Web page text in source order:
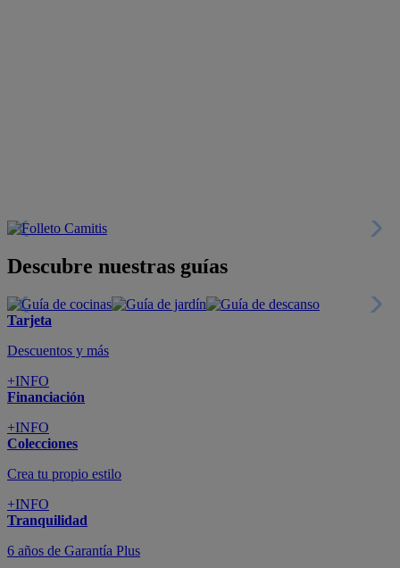
Descubre nuestras guías
Tarjeta
Descuentos y más
+INFO
Financiación
+INFO
Colecciones
Crea tu propio estilo
+INFO
Tranquilidad
6 años de Garantía Plus